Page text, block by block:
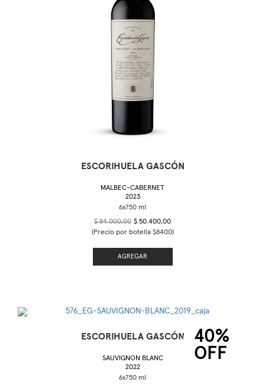
ESCORIHUELA GASCÓN
MALBEC-CABERNET
2023
$ 84.000,00 $ 50.400,00
(Precio por botella $8400)
AGREGAR
40%
OFF
ESCORIHUELA GASCÓN
SAUVIGNON BLANC
2022